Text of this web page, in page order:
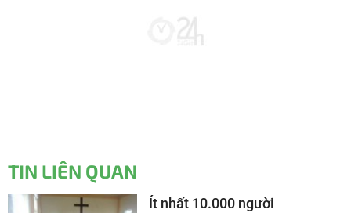
TIN LIÊN QUAN
Ít nhất 10.000 người